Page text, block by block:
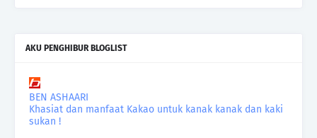
AKU PENGHIBUR BLOGLIST
BEN ASHAARI
Khasiat dan manfaat Kakao untuk kanak kanak dan kaki
sukan !